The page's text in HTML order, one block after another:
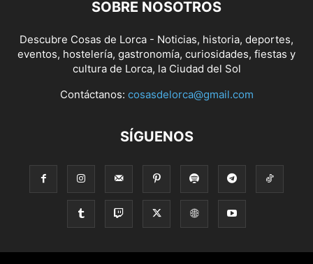
SOBRE NOSOTROS
Descubre Cosas de Lorca - Noticias, historia, deportes,
eventos, hostelería, gastronomía, curiosidades, fiestas y
cultura de Lorca, la Ciudad del Sol
Contáctanos: cosasdelorca@gmail.com
SÍGUENOS